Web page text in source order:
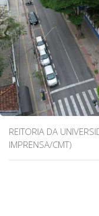
REITORIA DA
IMPRENSA/CMT)